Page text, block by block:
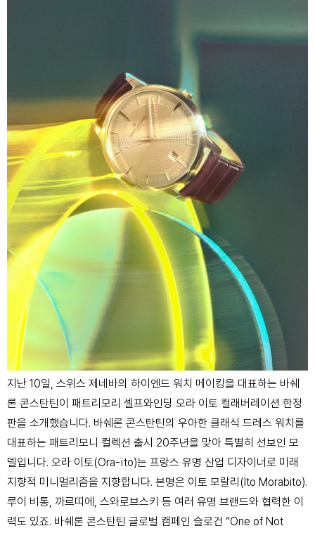
지난 10일, 스위스 제네바의 하이엔드 워치 메이킹을 대표하는 바쉐
론 콘스탄틴이 패트리모리 셀프와인딩 오라 이토 컬래버레이션 한정
판을 소개했습니다. 바쉐론 콘스탄틴의 우아한 클래식 드레스 워치를
대표하는 패트리모니 컬렉션 출시 20주년을 맞아 특별히 선보인 모
델입니다. 오라 이토(Ora-ïto)는 프랑스 유명 산업 디자이너로 미래
지향적 미니멀리즘을 지향합니다. 본명은 이토 모랄리(İto Morabito).
루이 비통, 까르띠에, 스와로브스키 등 여러 유명 브랜드와 협력한 이
력도 있죠. 바쉐론 콘스탄틴 글로벌 캠페인 슬로건 “One of Not